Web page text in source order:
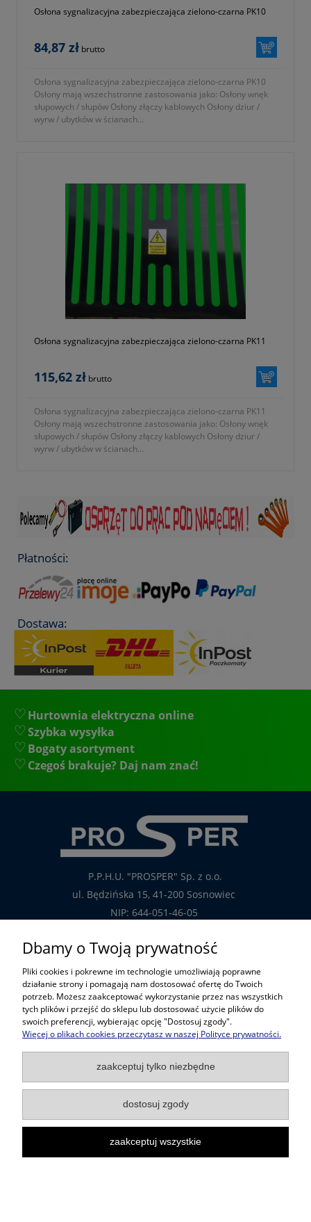
Osłona sygnalizacyjna zabezpieczająca zielono-czarna PK10
84,87 zł brutto
Osłona sygnalizacyjna zabezpieczająca zielono-czarna PK10
Osłony mają wszechstronne zastosowania jako: Osłony wnęk
słupowych / słupów Osłony złączy kablowych Osłony dziur /
wyrw / ubytków w ścianach...
Osłona sygnalizacyjna zabezpieczająca zielono-czarna PK11
115,62 zł brutto
Osłona sygnalizacyjna zabezpieczająca zielono-czarna PK11
Osłony mają wszechstronne zastosowania jako: Osłony wnęk
słupowych / słupów Osłony złączy kablowych Osłony dziur /
wyrw / ubytków w ścianach...
Płatności:
Dostawa:
Hurtownia elektryczna online
Szybka wysyłka
Bogaty asortyment
Czegoś brakuje? Daj nam znać!
P.P.H.U. "PROSPER" Sp. z o.o.
ul. Będzińska 15, 41-200 Sosnowiec
NIP: 644-051-46-05
tel.: 32-785-29-00
tel. kom: 609-808-147
handlowy@prosper.com.pl
Informacje
Pomoc w zakupach
Popularne kategorie
Dbamy o Twoją prywatność
Pliki cookies i pokrewne im technologie umożliwiają poprawne
działanie strony i pomagają nam dostosować ofertę do Twoich
potrzeb. Możesz zaakceptować wykorzystanie przez nas wszystkich
tych plików i przejść do sklepu lub dostosować użycie plików do
swoich preferencji, wybierając opcję "Dostosuj zgody".
Więcej o plikach cookies przeczytasz w naszej Polityce prywatności.
zaakceptuj tylko niezbędne
dostosuj zgody
zaakceptuj wszystkie